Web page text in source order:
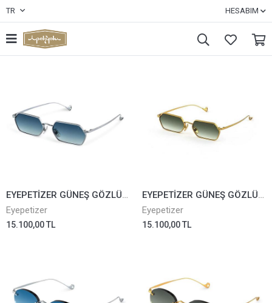
TR HESABIM
EYEPETİZER GÜNEŞ GÖZLÜĞÜ CAVALLET 1-26
Eyepetizer
15.100,00 TL
EYEPETİZER GÜNEŞ GÖZLÜĞÜ CAVALLET 4-25
Eyepetizer
15.100,00 TL